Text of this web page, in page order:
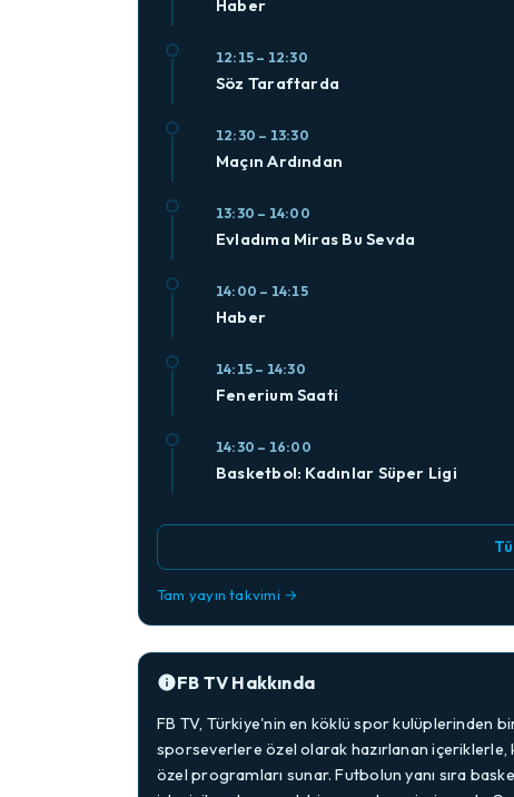
Haber
12:15 – 12:30
Söz Taraftarda
12:30 – 13:30
Maçın Ardından
13:30 – 14:00
Evladıma Miras Bu Sevda
14:00 – 14:15
Haber
14:15 – 14:30
Fenerium Saati
14:30 – 16:00
Basketbol: Kadınlar Süper Ligi
Tam yayın takvimi →
FB TV Hakkında
FB TV, Türkiye'nin en köklü spor kulüplerinden
sporseverlere özel olarak hazırlanan
özel programları sunar. Futbolun yanı sıra